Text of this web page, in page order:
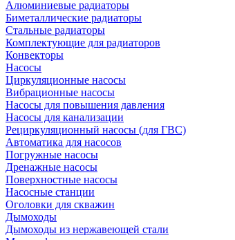
Алюминиевые радиаторы
Биметаллические радиаторы
Стальные радиаторы
Комплектующие для радиаторов
Конвекторы
Насосы
Циркуляционные насосы
Вибрационные насосы
Насосы для повышения давления
Насосы для канализации
Рециркуляционный насосы (для ГВС)
Автоматика для насосов
Погружные насосы
Дренажные насосы
Поверхностные насосы
Насосные станции
Оголовки для скважин
Дымоходы
Дымоходы из нержавеющей стали